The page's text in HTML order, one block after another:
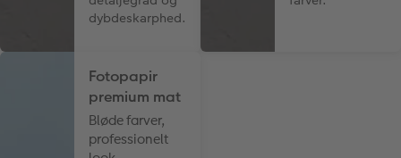
dybdeskarphed.
Fotopapir
premium mat
Bløde farver,
professionelt